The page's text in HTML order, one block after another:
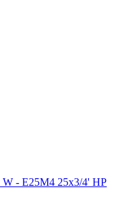
W - E25M4 25х3/4' НР